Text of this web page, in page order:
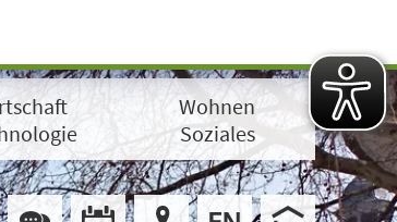
Wohnen
Soziales